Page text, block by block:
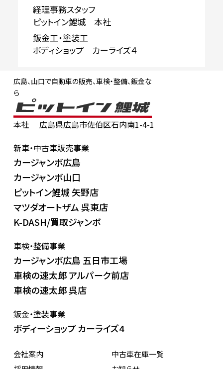
経理事務スタッフ
ピットイン鯉城 本社
鈑金工・塗装工
ボディショップ カーライズ４
広島、山口で自動車の販売、車検・整備、鈑金な
ら
本社
広島県広島市佐伯区石内南1-4-1
新車・中古車販売事業
カージャンボ広島
カージャンボ山口
ピットイン鯉城 矢野店
マツダオートザム 呉東店
K-DASH/買取ジャンボ
車検・整備事業
カージャンボ広島 五日市工場
車検の速太郎 アルパーク前店
車検の速太郎 呉店
鈑金・塗装事業
ボディーショップ カーライズ4
会社案内
中古車在庫一覧